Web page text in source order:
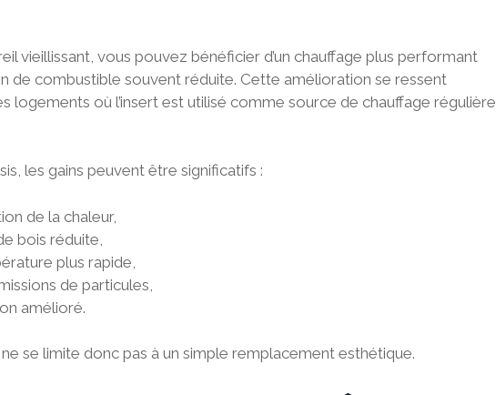
vieillissant, vous pouvez bénéficier d’un chauffage plus performant
de combustible souvent réduite. Cette amélioration se ressent
logements où l’insert est utilisé comme source de chauffage régulière
les gains peuvent être significatifs :
de la chaleur,
bois réduite,
plus rapide,
de particules,
amélioré.
se limite donc pas à un simple remplacement esthétique.